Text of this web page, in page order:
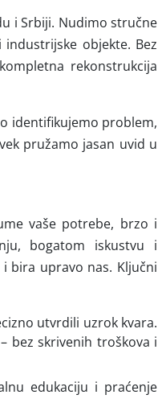
i Srbiji. Nudimo stručne
objekte. Bez
rekonstrukcija
identifikujemo problem,
pružamo jasan uvid u
vaše potrebe, brzo i
bogatom iskustvu i
bira upravo nas. Ključni
utvrdili uzrok kvara.
bez skrivenih troškova i
edukaciju i praćenje